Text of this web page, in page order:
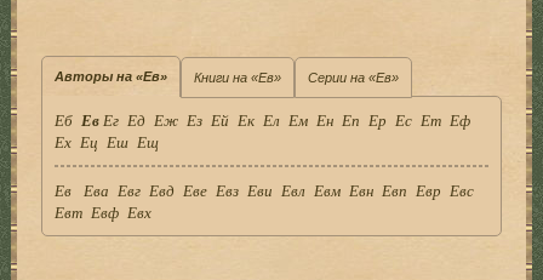
Авторы на «Ев» Книги на «Ев» Серии на «Ев»
Еб ЕвЕг Ед Еж Ез Ей Ек Ел Ем Ен Еп Ер Ес Ет Еф
Ех Ец Еш Ещ
Ев Ева Евг Евд Еве Евз Еви Евл Евм Евн Евп Евр Евс
Евт Евф Евх